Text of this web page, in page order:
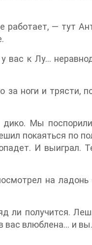
— тут
к Лу…
ноги и трясти,
Мы
покаяться по
И выиграл.
на
ли получится.
вас влюблена… и